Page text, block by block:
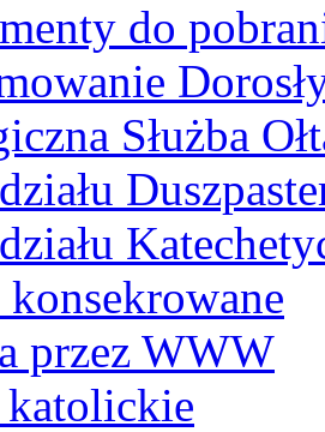
do
Służba
przez WWW